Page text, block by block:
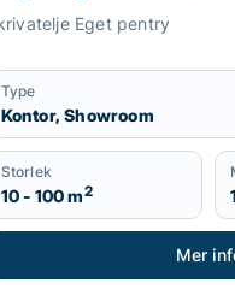
Eget pentry
Type
Kontor, Showroom
Storlek
10 - 100 m2
Mer